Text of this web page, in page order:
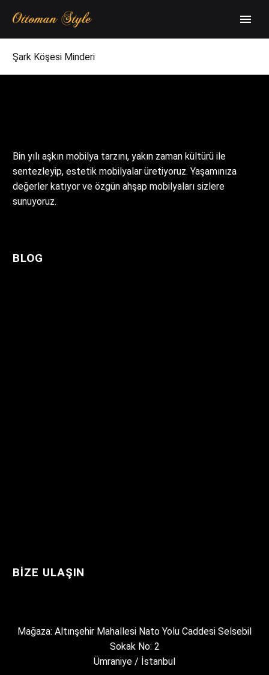
Şark Köşesi Minderi
Bin yılı aşkın mobilya tarzını, yakın zaman kültürü ile
sentezleyip, estetik mobilyalar üretiyoruz. Yaşamınıza
değerler katıyor ve özgün ahşap mobilyaları sizlere
sunuyoruz.
BLOG
BIZE ULAŞIN
Mağaza: Altınşehir Mahallesi Nato Yolu Caddesi Selsebil
Sokak No: 2
Ümraniye / İstanbul